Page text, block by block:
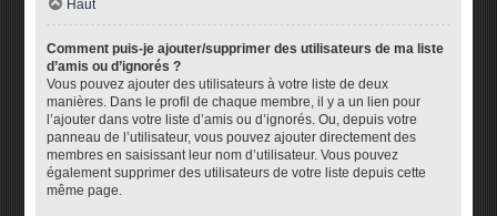
Haut
Comment puis-je ajouter/supprimer des utilisateurs de ma liste
d’amis ou d’ignorés ?
Vous pouvez ajouter des utilisateurs à votre liste de deux
manières. Dans le profil de chaque membre, il y a un lien pour
l’ajouter dans votre liste d’amis ou d’ignorés. Ou, depuis votre
panneau de l’utilisateur, vous pouvez ajouter directement des
membres en saisissant leur nom d’utilisateur. Vous pouvez
également supprimer des utilisateurs de votre liste depuis cette
même page.